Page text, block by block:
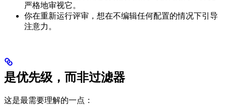
严格地审视它。
你在重新运行评审，想在不编辑任何配置的情况下引导
注意力。
是优先级，而非过滤器
这是最需要理解的一点：